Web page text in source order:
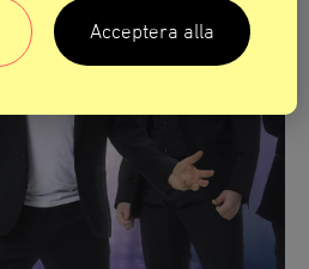
Acceptera alla